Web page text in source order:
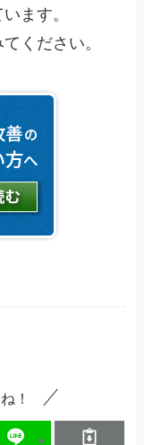
ます。
ください。
！